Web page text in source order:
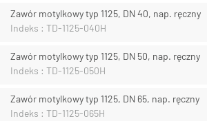
Zawór motylkowy typ 1125, DN 40, nap. ręczny
Indeks : TD-1125-040H
Zawór motylkowy typ 1125, DN 50, nap. ręczny
Indeks : TD-1125-050H
Zawór motylkowy typ 1125, DN 65, nap. ręczny
Indeks : TD-1125-065H